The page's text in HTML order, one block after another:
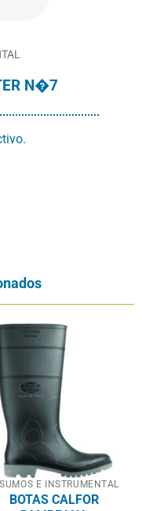
N�7
E INSTRUMENTAL
BOTAS CALFOR